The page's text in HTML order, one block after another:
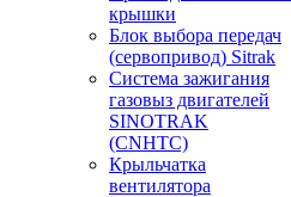
крышки
Блок выбора передач
(сервопривод) Sitrak
Система зажигания
газовыз двигателей
SINOTRAK
(CNHTC)
Крыльчатка
вентилятора